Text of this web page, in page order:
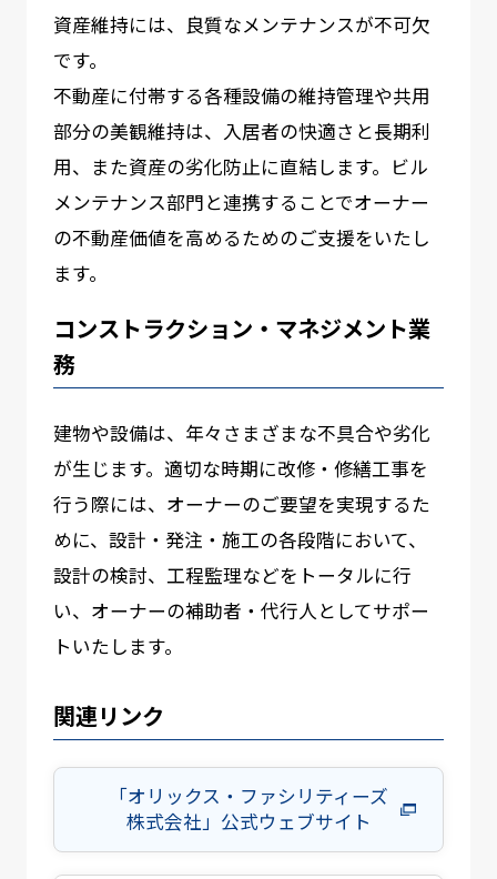
資産維持には、良質なメンテナンスが不可欠
です。
不動産に付帯する各種設備の維持管理や共用
部分の美観維持は、入居者の快適さと長期利
用、また資産の劣化防止に直結します。ビル
メンテナンス部門と連携することでオーナー
の不動産価値を高めるためのご支援をいたし
ます。
コンストラクション・マネジメント業
務
建物や設備は、年々さまざまな不具合や劣化
が⽣じます。適切な時期に改修・修繕⼯事を
⾏う際には、オーナーのご要望を実現するた
めに、設計・発注・施工の各段階において、
設計の検討、工程監理などをトータルに行
い、オーナーの補助者・代行人としてサポー
トいたします。
関連リンク
「オリックス・ファシリティーズ
株式会社」公式ウェブサイト